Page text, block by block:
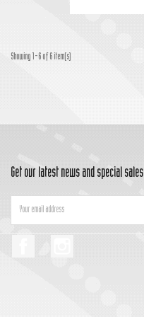
Showing 1-6 of 6 item(s)
Get our latest news and special sales